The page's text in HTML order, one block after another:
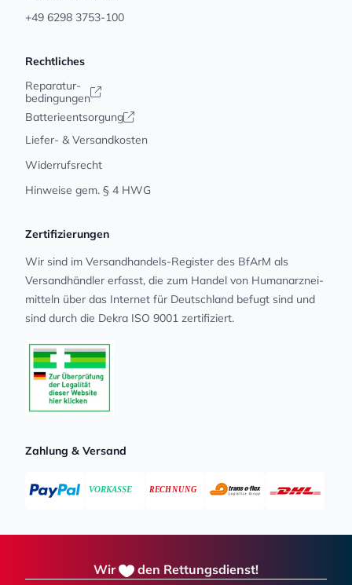
+49 6298 3753-100
Rechtliches
Reparatur-
bedingungen
Batterieentsorgung
Liefer- & Versandkosten
Widerrufsrecht
Hinweise gem. § 4 HWG
Zertifizierungen
Wir sind im Versandhandels-Register des BfArM als
Versandhändler erfasst, die zum Handel von Human­arz­nei­
mit­teln über das Internet für Deutschland befugt sind und
sind durch die Dekra ISO 9001 zertifiziert.
Zahlung & Versand
Wir den Rettungsdienst!